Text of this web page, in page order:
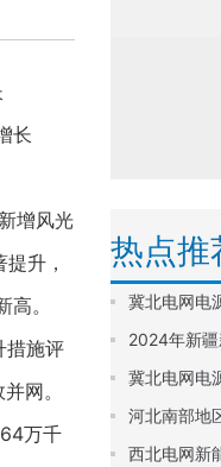
长
增风光
升，
。
措施评
网。
万千
热点推
冀北电网电
2024年新
冀北电网电
河北南部地
西北电网新